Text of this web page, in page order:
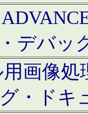
デバッ
画像
・ドキ